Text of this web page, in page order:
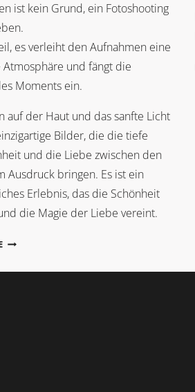
ist kein Grund, ein Fotoshooting
es verleiht den Aufnahmen eine
und fängt die
Moments ein.
auf der Haut und das sanfte Licht
Bilder, die die tiefe
und die Liebe zwischen den
Ausdruck bringen. Es ist ein
Erlebnis, das die Schönheit
die Magie der Liebe vereint.
THERESA
JONAS